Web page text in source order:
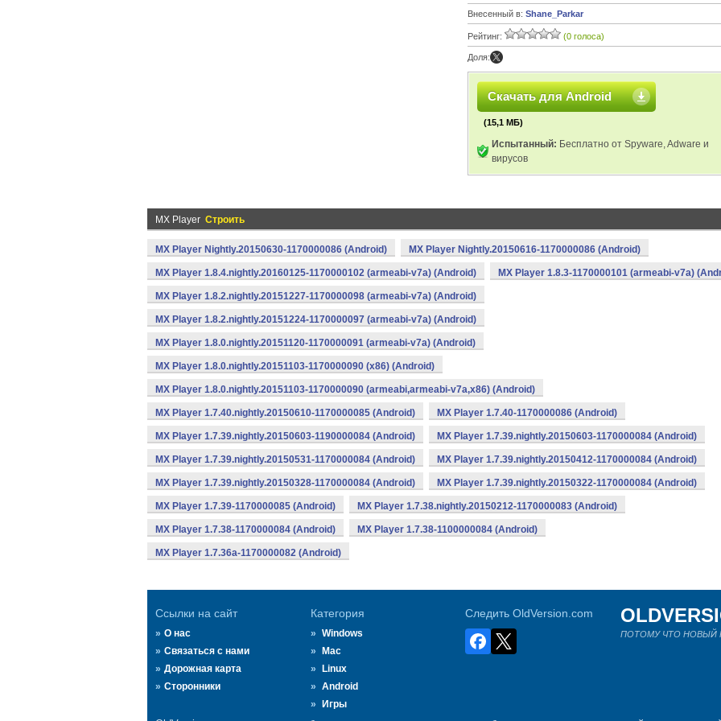
Внесенный в: Shane_Parkar
Рейтинг: (0 голоса)
Доля:
Скачать для Android
(15,1 МБ)
Испытанный: Бесплатно от Spyware, Adware и
вирусов
MX Player Строить
MX Player Nightly.20150630-1170000086 (Android) MX Player Nightly.20150616-1170000086 (Android)
MX Player 1.8.4.nightly.20160125-1170000102 (armeabi-v7a) (Android) MX Player 1.8.3-1170000101 (armeabi-v7a)
MX Player 1.8.2.nightly.20151227-1170000098 (armeabi-v7a) (Android)
MX Player 1.8.2.nightly.20151224-1170000097 (armeabi-v7a) (Android)
MX Player 1.8.0.nightly.20151120-1170000091 (armeabi-v7a) (Android)
MX Player 1.8.0.nightly.20151103-1170000090 (x86) (Android)
MX Player 1.8.0.nightly.20151103-1170000090 (armeabi,armeabi-v7a,x86) (Android)
MX Player 1.7.40.nightly.20150610-1170000085 (Android) MX Player 1.7.40-1170000086 (Android)
MX Player 1.7.39.nightly.20150603-1190000084 (Android) MX Player 1.7.39.nightly.20150603-1170000084 (Android)
MX Player 1.7.39.nightly.20150531-1170000084 (Android) MX Player 1.7.39.nightly.20150412-1170000084 (Android)
MX Player 1.7.39.nightly.20150328-1170000084 (Android) MX Player 1.7.39.nightly.20150322-1170000084 (Android)
MX Player 1.7.39-1170000085 (Android) MX Player 1.7.38.nightly.20150212-1170000083 (Android)
MX Player 1.7.38-1170000084 (Android) MX Player 1.7.38-1100000084 (Android)
MX Player 1.7.36a-1170000082 (Android)
Ссылки на сайт
О нас
Связаться с нами
Дорожная карта
Сторонники
Категория
Windows
Mac
Linux
Android
Игры
Следить OldVersion.com
ПОТОМУ ЧТО НОВЫЙ